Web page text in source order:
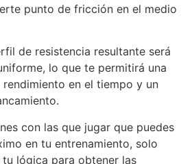
punto de fricción en el medio
de resistencia resultante será
lo que te permitirá una
en el tiempo y un
con las que jugar que puedes
en tu entrenamiento, solo
lógica para obtener las